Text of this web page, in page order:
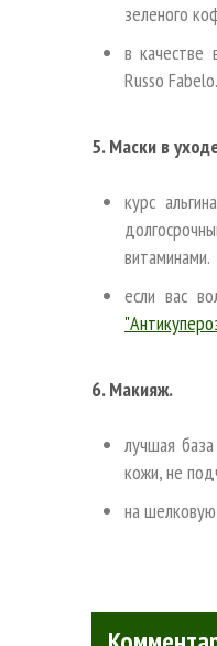
зеленого
в качестве
Russo Fabelo.
5. Маски в
курс
витаминами.
если вас
6. Макияж.
лучшая
кожи, не
на